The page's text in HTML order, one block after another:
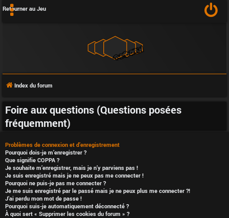
Retourner au Jeu
Index du forum
Foire aux questions (Questions posées
fréquemment)
Problèmes de connexion et d’enregistrement
Pourquoi dois-je m’enregistrer ?
Que signifie COPPA ?
Je souhaite m’enregistrer, mais je n’y parviens pas !
Je suis enregistré mais je ne peux pas me connecter !
Pourquoi ne puis-je pas me connecter ?
Je me suis enregistré par le passé mais je ne peux plus me connecter ?!
J’ai perdu mon mot de passe !
Pourquoi suis-je automatiquement déconnecté ?
À quoi sert « Supprimer les cookies du forum » ?